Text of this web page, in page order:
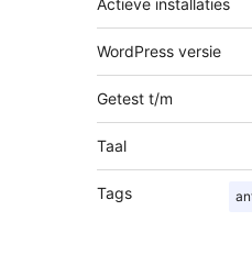
WordPress versie
Getest t/m
Taal
Tags